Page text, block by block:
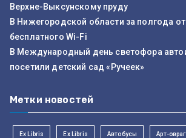
Верхне-Выксунскому пруду
В Нижегородской области за полгода
бесплатного Wi-Fi
В Международный день светофора
посетили детский сад «Ручеек»
Метки новостей
Ex Libris Ex Libris Автобусы Арт-овраг